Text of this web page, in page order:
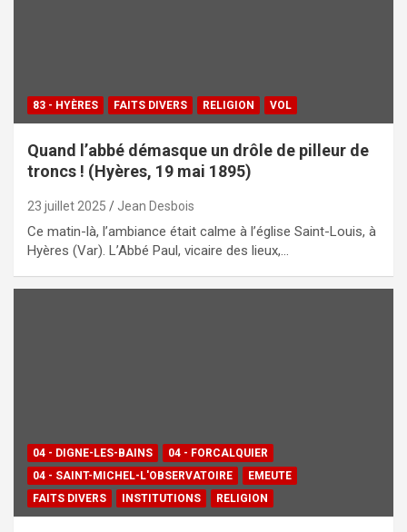
83 - HYÈRES FAITS DIVERS RELIGION VOL
Quand l’abbé démasque un drôle de pilleur de
troncs ! (Hyères, 19 mai 1895)
23 juillet 2025 Jean Desbois
Ce matin-là, l’ambiance était calme à l’église Saint-Louis, à
Hyères (Var). L’Abbé Paul, vicaire des lieux,…
04 - DIGNE-LES-BAINS
04 - FORCALQUIER
04 - SAINT-MICHEL-L'OBSERVATOIRE
EMEUTE
FAITS DIVERS
INSTITUTIONS RELIGION